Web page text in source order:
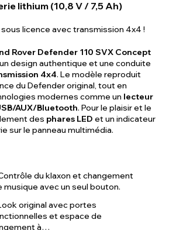
lithium (10,8 V / 7,5 Ah)
licence avec transmission 4x4 !
Rover Defender 110 SVX Concept
design authentique et une conduite
4x4. Le modèle reproduit
du Defender original, tout en
modernes comme un lecteur
AUX/Bluetooth. Pour le plaisir et le
des phares LED et un indicateur
sur le panneau multimédia.
du klaxon et changement
musique avec un seul bouton.
original avec portes
et espace de
à…